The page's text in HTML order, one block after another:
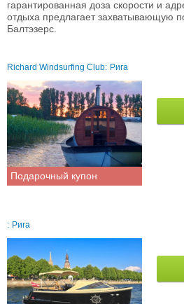
гарантированная доза скорости и
отдыха предлагает захватывающую
Балтэзерс.
Richard Windsurfing Club: Рига
Подарочный купон
: Рига